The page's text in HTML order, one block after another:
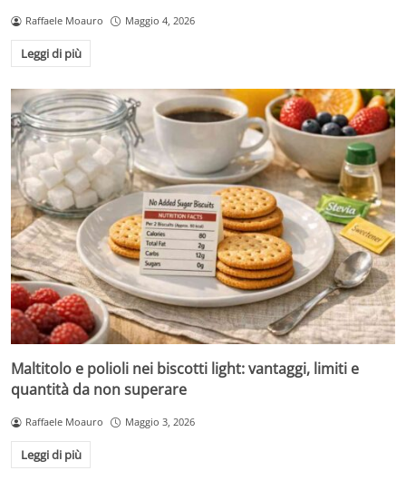
Raffaele Moauro Maggio 4, 2026
Leggi di più
Maltitolo e polioli nei biscotti light: vantaggi, limiti e
quantità da non superare
Raffaele Moauro Maggio 3, 2026
Leggi di più